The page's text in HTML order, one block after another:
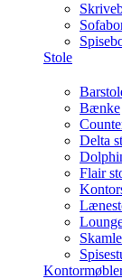
Stole
Bænke
Delta
Flair